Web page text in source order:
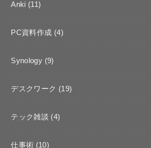
Anki (11)
PC資料作成 (4)
Synology (9)
デスクワーク (19)
テック雑談 (4)
仕事術 (10)